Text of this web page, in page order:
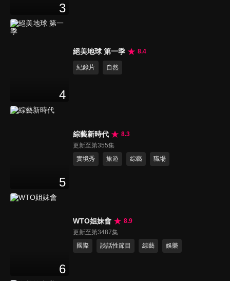
3
4
絕美地球 第一季 8.4
紀錄片 自然
5
綜藝新時代
8.3
更新至第355集
實境秀
旅遊 綜藝 職場
6
WTO姐妹會
8.9
更新至第3487集
國際
談話性節目 綜藝 娛樂